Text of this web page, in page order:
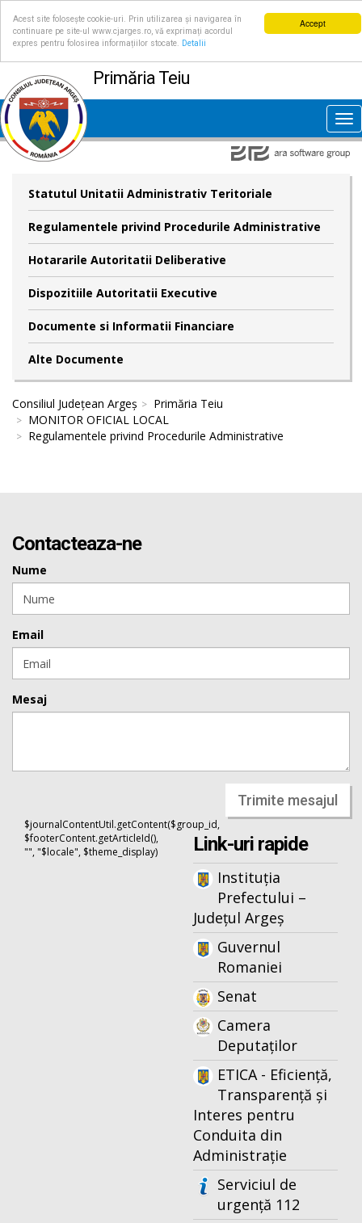
Accept
Acest site folosește cookie-uri. Prin utilizarea și navigarea în
continuare pe site-ul www.cjarges.ro, vă exprimați acordul
expres pentru folosirea informațiilor stocate.
Detalii
Primăria Teiu
Statutul Unitatii Administrativ Teritoriale
Regulamentele privind Procedurile Administrative
Hotararile Autoritatii Deliberative
Dispozitiile Autoritatii Executive
Documente si Informatii Financiare
Alte Documente
Consiliul Județean Argeș
Primăria Teiu
MONITOR OFICIAL LOCAL
Regulamentele privind Procedurile Administrative
Contacteaza-ne
Nume
Email
Mesaj
Trimite mesajul
$journalContentUtil.getContent($group_id,
$footerContent.getArticleId(),
"", "$locale", $theme_display)
Link-uri rapide
Instituția
Prefectului –
Județul Argeș
Guvernul
Romaniei
Senat
Camera
Deputaților
ETICA - Eficiență,
Transparență și
Interes pentru
Conduita din
Administrație
Serviciul de
urgență 112